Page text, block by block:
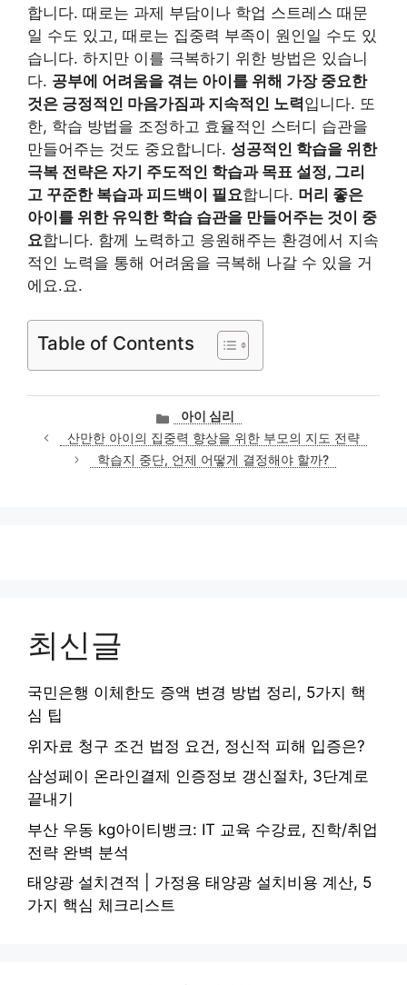
합니다. 때로는 과제 부담이나 학업 스트레스 때문
일 수도 있고, 때로는 집중력 부족이 원인일 수도 있
습니다. 하지만 이를 극복하기 위한 방법은 있습니
다. 공부에 어려움을 겪는 아이를 위해 가장 중요한
것은 긍정적인 마음가짐과 지속적인 노력입니다. 또
한, 학습 방법을 조정하고 효율적인 스터디 습관을
만들어주는 것도 중요합니다. 성공적인 학습을 위한
극복 전략은 자기 주도적인 학습과 목표 설정, 그리
고 꾸준한 복습과 피드백이 필요합니다. 머리 좋은
아이를 위한 유익한 학습 습관을 만들어주는 것이 중
요합니다. 함께 노력하고 응원해주는 환경에서 지속
적인 노력을 통해 어려움을 극복해 나갈 수 있을 거
에요.요.
Table of Contents
카
테
고
리
아이 심리
산만한 아이의 집중력 향상을 위한 부모의 지도 전략
학습지 중단, 언제 어떻게 결정해야 할까?
최신글
국민은행 이체한도 증액 변경 방법 정리, 5가지 핵
심 팁
위자료 청구 조건 법정 요건, 정신적 피해 입증은?
삼성페이 온라인결제 인증정보 갱신절차, 3단계로
끝내기
부산 우동 kg아이티뱅크: IT 교육 수강료, 진학/취업
전략 완벽 분석
태양광 설치견적 | 가정용 태양광 설치비용 계산, 5
가지 핵심 체크리스트